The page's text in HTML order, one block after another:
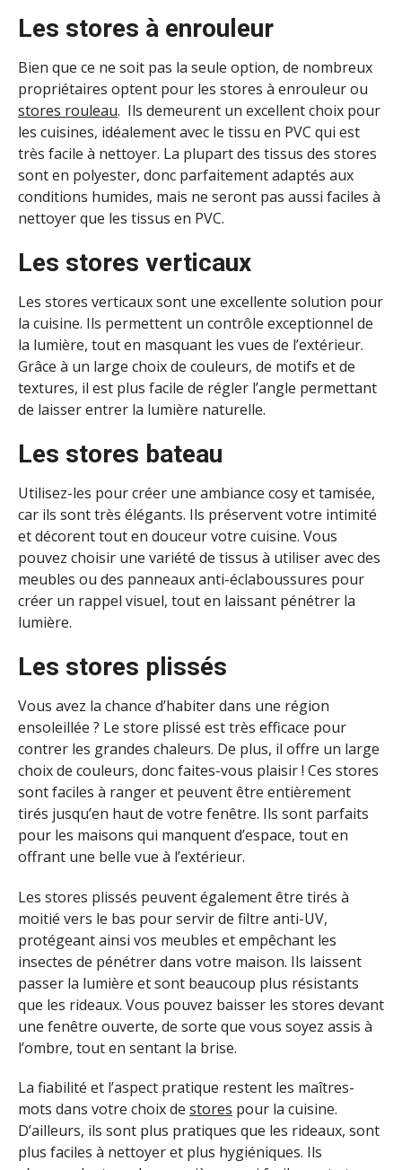
Les stores à enrouleur
Bien que ce ne soit pas la seule option, de nombreux
propriétaires optent pour les stores à enrouleur ou
stores rouleau. Ils demeurent un excellent choix pour
les cuisines, idéalement avec le tissu en PVC qui est
très facile à nettoyer. La plupart des tissus des stores
sont en polyester, donc parfaitement adaptés aux
conditions humides, mais ne seront pas aussi faciles à
nettoyer que les tissus en PVC.
Les stores verticaux
Les stores verticaux sont une excellente solution pour
la cuisine. Ils permettent un contrôle exceptionnel de
la lumière, tout en masquant les vues de l’extérieur.
Grâce à un large choix de couleurs, de motifs et de
textures, il est plus facile de régler l’angle permettant
de laisser entrer la lumière naturelle.
Les stores bateau
Utilisez-les pour créer une ambiance cosy et tamisée,
car ils sont très élégants. Ils préservent votre intimité
et décorent tout en douceur votre cuisine. Vous
pouvez choisir une variété de tissus à utiliser avec des
meubles ou des panneaux anti-éclaboussures pour
créer un rappel visuel, tout en laissant pénétrer la
lumière.
Les stores plissés
Vous avez la chance d’habiter dans une région
ensoleillée ? Le store plissé est très efficace pour
contrer les grandes chaleurs. De plus, il offre un large
choix de couleurs, donc faites-vous plaisir ! Ces stores
sont faciles à ranger et peuvent être entièrement
tirés jusqu’en haut de votre fenêtre. Ils sont parfaits
pour les maisons qui manquent d’espace, tout en
offrant une belle vue à l’extérieur.
Les stores plissés peuvent également être tirés à
moitié vers le bas pour servir de filtre anti-UV,
protégeant ainsi vos meubles et empêchant les
insectes de pénétrer dans votre maison. Ils laissent
passer la lumière et sont beaucoup plus résistants
que les rideaux. Vous pouvez baisser les stores devant
une fenêtre ouverte, de sorte que vous soyez assis à
l’ombre, tout en sentant la brise.
La fiabilité et l’aspect pratique restent les maîtres-
mots dans votre choix de stores pour la cuisine.
D’ailleurs, ils sont plus pratiques que les rideaux, sont
plus faciles à nettoyer et plus hygiéniques. Ils